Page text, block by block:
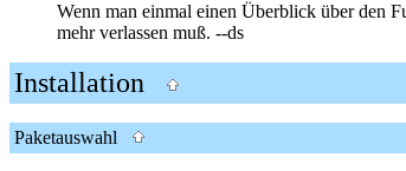
Wenn man einmal einen Überblick über den
mehr verlassen muß. --ds
Installation
Paketauswahl